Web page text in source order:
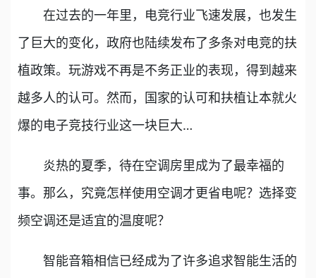
在过去的一年里，电竞行业飞速发展，也发生
了巨大的变化，政府也陆续发布了多条对电竞的扶
植政策。玩游戏不再是不务正业的表现，得到越来
越多人的认可。然而，国家的认可和扶植让本就火
爆的电子竞技行业这一块巨大…
炎热的夏季，待在空调房里成为了最幸福的
事。那么，究竟怎样使用空调才更省电呢？选择变
频空调还是适宜的温度呢？
智能音箱相信已经成为了许多追求智能生活的